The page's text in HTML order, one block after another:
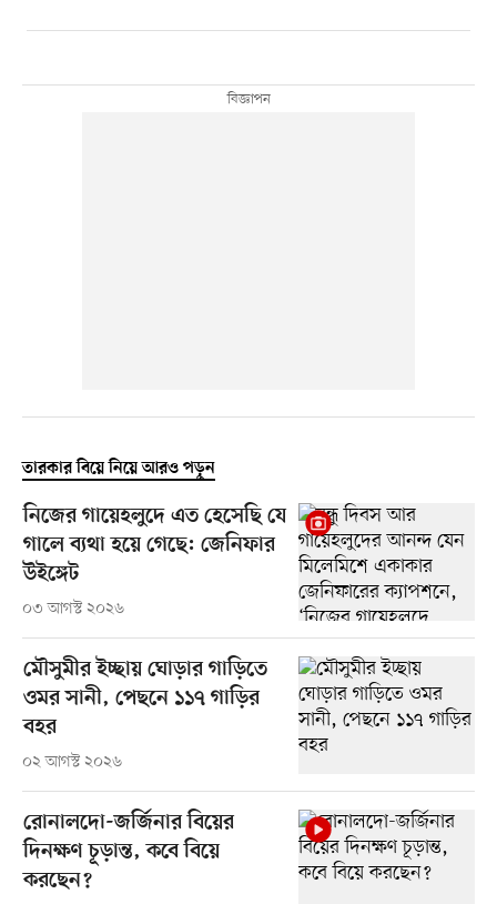
তারকার বিয়ে নিয়ে আরও পড়ুন
নিজের গায়েহলুদে এত হেসেছি যে
গালে ব্যথা হয়ে গেছে: জেনিফার
উইঙ্গেট
০৩ আগস্ট ২০২৬
মৌসুমীর ইচ্ছায় ঘোড়ার গাড়িতে
ওমর সানী, পেছনে ১১৭ গাড়ির
বহর
০২ আগস্ট ২০২৬
রোনালদো-জর্জিনার বিয়ের
দিনক্ষণ চূড়ান্ত, কবে বিয়ে
করছেন?